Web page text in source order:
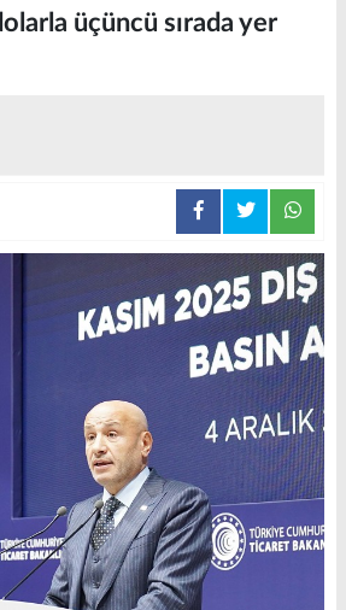
üçüncü sırada yer